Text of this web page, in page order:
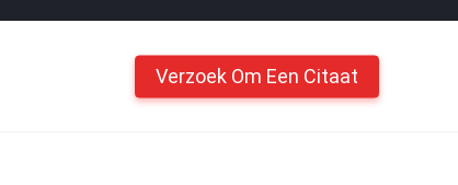
Verzoek Om Een Citaat